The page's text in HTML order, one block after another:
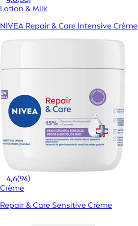
Lotion & Milk
NIVEA Repair & Care Intensive Crème
4,6(94)
Crème
Repair & Care Sensitive Crème